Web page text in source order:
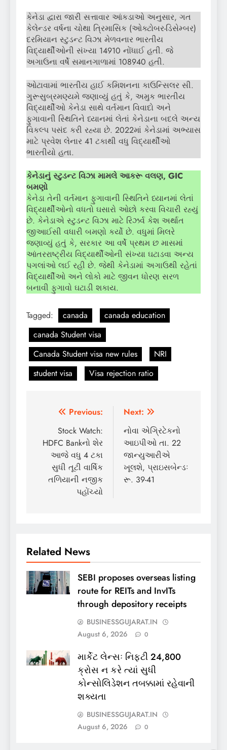
કેનેડા દ્વારા જારી સત્તાવાર આંકડાઓ અનુસાર, ગત
કેલેન્ડર વર્ષના ચોથા ત્રિમાસિક (ઓક્ટોબર-ડિસેમ્બર)
દરમિયાન સ્ટુડન્ટ વિઝા મેળવનાર ભારતીય
વિદ્યાર્થીઓની સંખ્યા 14910 નોંધાઈ હતી. જે
અગાઉના વર્ષે સમાનગાળામાં 108940 હતી.
ઓટાવામાં ભારતીય હાઈ કમિશનના કાઉન્સિલર સી.
ગુરૂસુબ્રમણ્યમે જણાવ્યું હતું કે, અમુક ભારતીય
વિદ્યાર્થીઓ કેનેડા સાથે વર્તમાન વિવાદો અને
ફુગાવાની સ્થિતિને ધ્યાનમાં લેતાં કેનેડાના બદલે અન્ય
વિકલ્પ પસંદ કરી રહ્યા છે. 2022માં કેનેડામાં અભ્યાસ
માટે પ્રવેશ લેનાર 41 ટકાથી વધુ વિદ્યાર્થીઓ
ભારતીયો હતા.
કેનેડાનું સ્ટુડન્ટ વિઝા મામલે આકરૂ વલણ, GIC
બમણો
કેનેડા તેની વર્તમાન ફુગાવાની સ્થિતિને ધ્યાનમાં લેતાં
વિદ્યાર્થીઓનો વધતો ઘસારો ઓછો કરવા વિચારી રહ્યું
છે. કેનેડાએ સ્ટુડન્ટ વિઝા માટે રિઝર્વ કેશ અર્થાત
જીઆઈસી વધારી બમણો કર્યો છે. વધુમાં મિલરે
જણાવ્યું હતું કે, સરકાર આ વર્ષે પ્રથમ છ માસમાં
આંતરરાષ્ટ્રીય વિદ્યાર્થીઓની સંખ્યા ઘટાડવા અન્ય
પગલાંઓ લઈ રહી છે. જેથી કેનેડામાં અગાઉથી રહેતાં
વિદ્યાર્થીઓ અને લોકો માટે જીવન ધોરણ સરળ
બનાવી ફુગાવો ઘટાડી શકાય.
Tagged: canada
canada education
canada Student visa
Canada Student visa new rules
NRI
student visa
Visa rejection ratio
Post
navigation
Previous:
Stock Watch:
HDFC Bankનો શેર
આજે વધુ 4 ટકા
સુધી તૂટી વાર્ષિક
તળિયાની નજીક
પહોંચ્યો
Next:
નોવા એગ્રિટેકનો
આઇપીઓ તા. 22
જાન્યુઆરીએ
ખૂલશે, પ્રાઇસબેન્ડઃ
રૂ. 39-41
Related News
SEBI proposes overseas listing
route for REITs and InvITs
through depository receipts
BUSINESSGUJARAT.IN
August 6, 2026
0
માર્કેટ લેન્સઃ નિફ્ટી 24,800
ક્રોસ ન કરે ત્યાં સુધી
કોન્સોલિડેશન તબક્કામાં રહેવાની
શક્યતા
BUSINESSGUJARAT.IN
August 6, 2026
0